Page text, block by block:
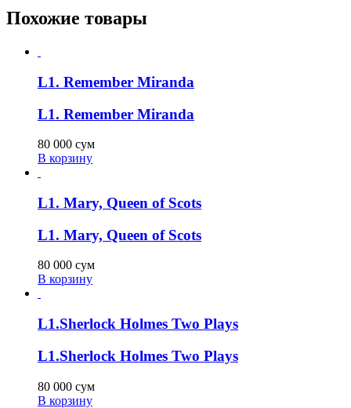
Похожие товары
L1. Remember Miranda
L1. Remember Miranda
80 000 сум
В корзину
L1. Mary, Queen of Scots
L1. Mary, Queen of Scots
80 000 сум
В корзину
L1.Sherlock Holmes Two Plays
L1.Sherlock Holmes Two Plays
80 000 сум
В корзину